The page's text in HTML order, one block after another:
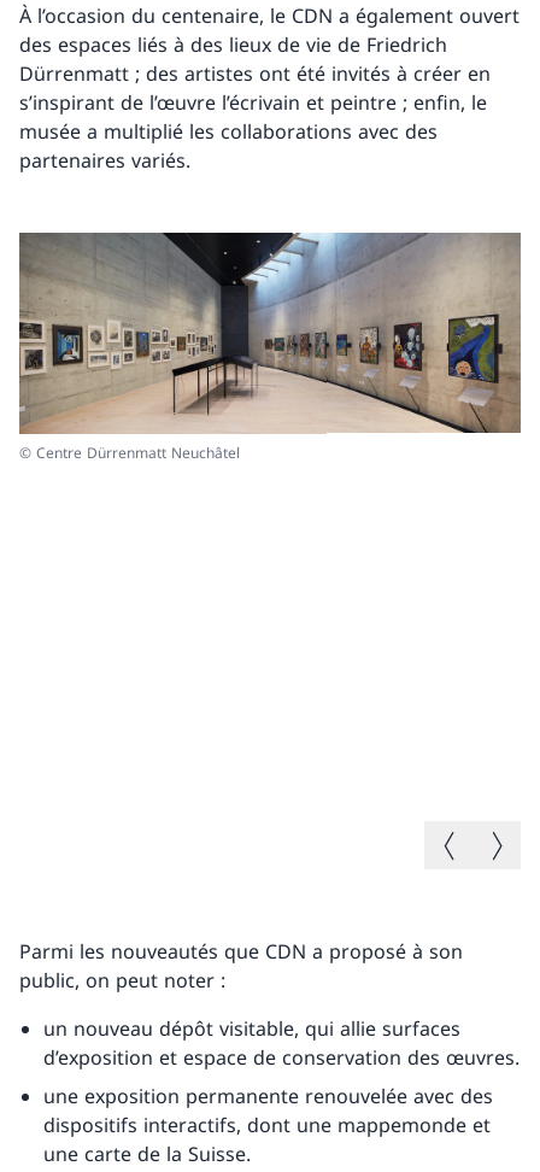
À l’occasion du centenaire, le CDN a également ouvert
des espaces liés à des lieux de vie de Friedrich
Dürrenmatt ; des artistes ont été invités à créer en
s’inspirant de l’œuvre l’écrivain et peintre ; enfin, le
musée a multiplié les collaborations avec des
partenaires variés.
© Centre Dürrenmatt Neuchâtel
Image
Parmi les nouveautés que CDN a proposé à son
public, on peut noter :
un nouveau dépôt visitable, qui allie surfaces
d’exposition et espace de conservation des œuvres.
une exposition permanente renouvelée avec des
dispositifs interactifs, dont une mappemonde et
une carte de la Suisse.